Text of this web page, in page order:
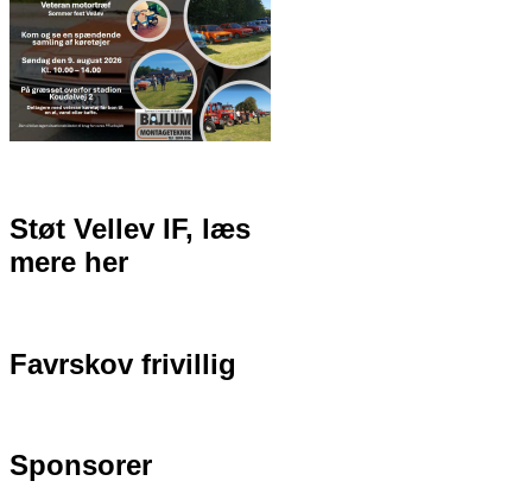
Støt Vellev IF, læs
mere her
Favrskov frivillig
Sponsorer